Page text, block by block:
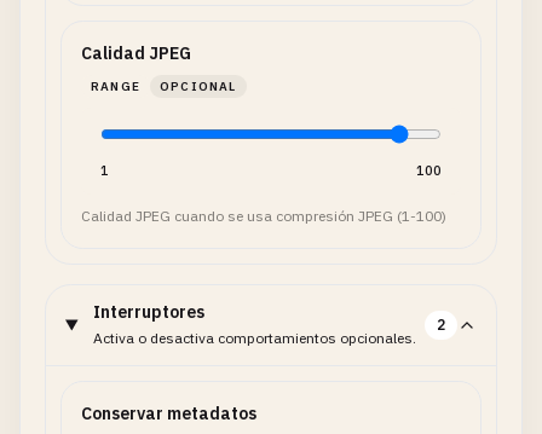
Calidad JPEG
RANGE OPCIONAL
1 100
Calidad JPEG cuando se usa compresión JPEG (1-100)
Interruptores
Activa o desactiva comportamientos opcionales.
2
Conservar metadatos